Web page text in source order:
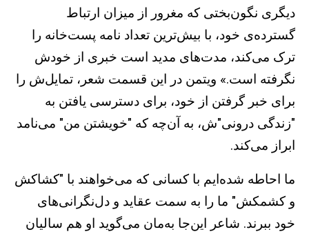
ديگری نگون‌بختی که مغرور از ميزان ارتباط
گسترده‌ی خود، با بيش‌ترين تعداد نامه پست‌خانه را
ترک می‌کند، مدت‌های مديد است خبری از خودش
نگرفته است.» ويتمن در اين قسمت شعر، تمايل‌ش را
برای خبر گرفتن از خود، برای دسترسی يافتن به
"زندگی درونی‌"‌ش، به آن‌چه که "خويشتن من" می‌نامد
ابراز می‌کند.
ما احاطه شده‌ايم با کسانی که می‌خواهند با "کشاکش
و کشمکش" ما را به سمت عقايد و دل‌نگرانی‌های
خود ببرند. شاعر اين‌جا به‌مان می‌گويد او هم ساليان